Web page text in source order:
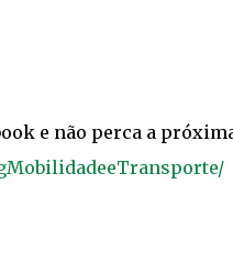
e não perca a